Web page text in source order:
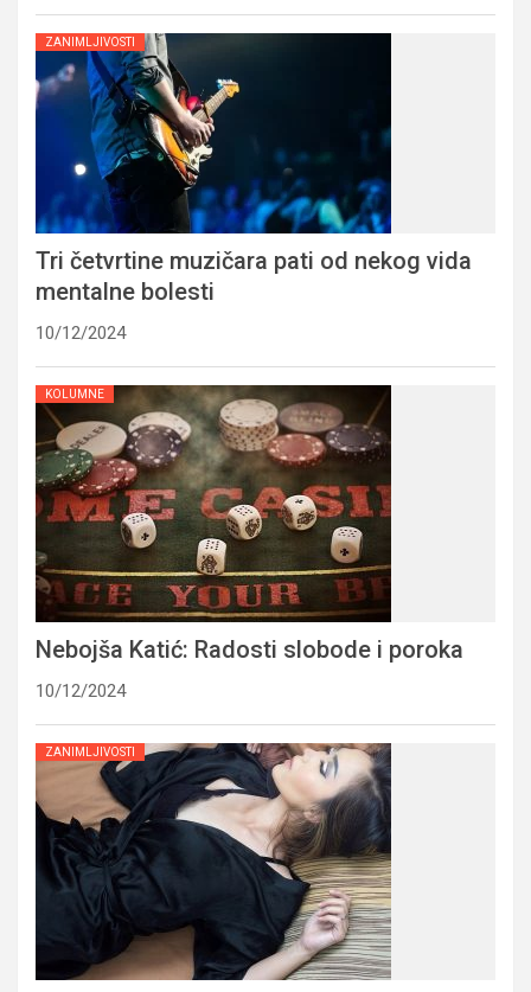
ZANIMLJIVOSTI
Tri četvrtine muzičara pati od nekog vida
mentalne bolesti
10/12/2024
KOLUMNE
Nebojša Katić: Radosti slobode i poroka
10/12/2024
ZANIMLJIVOSTI